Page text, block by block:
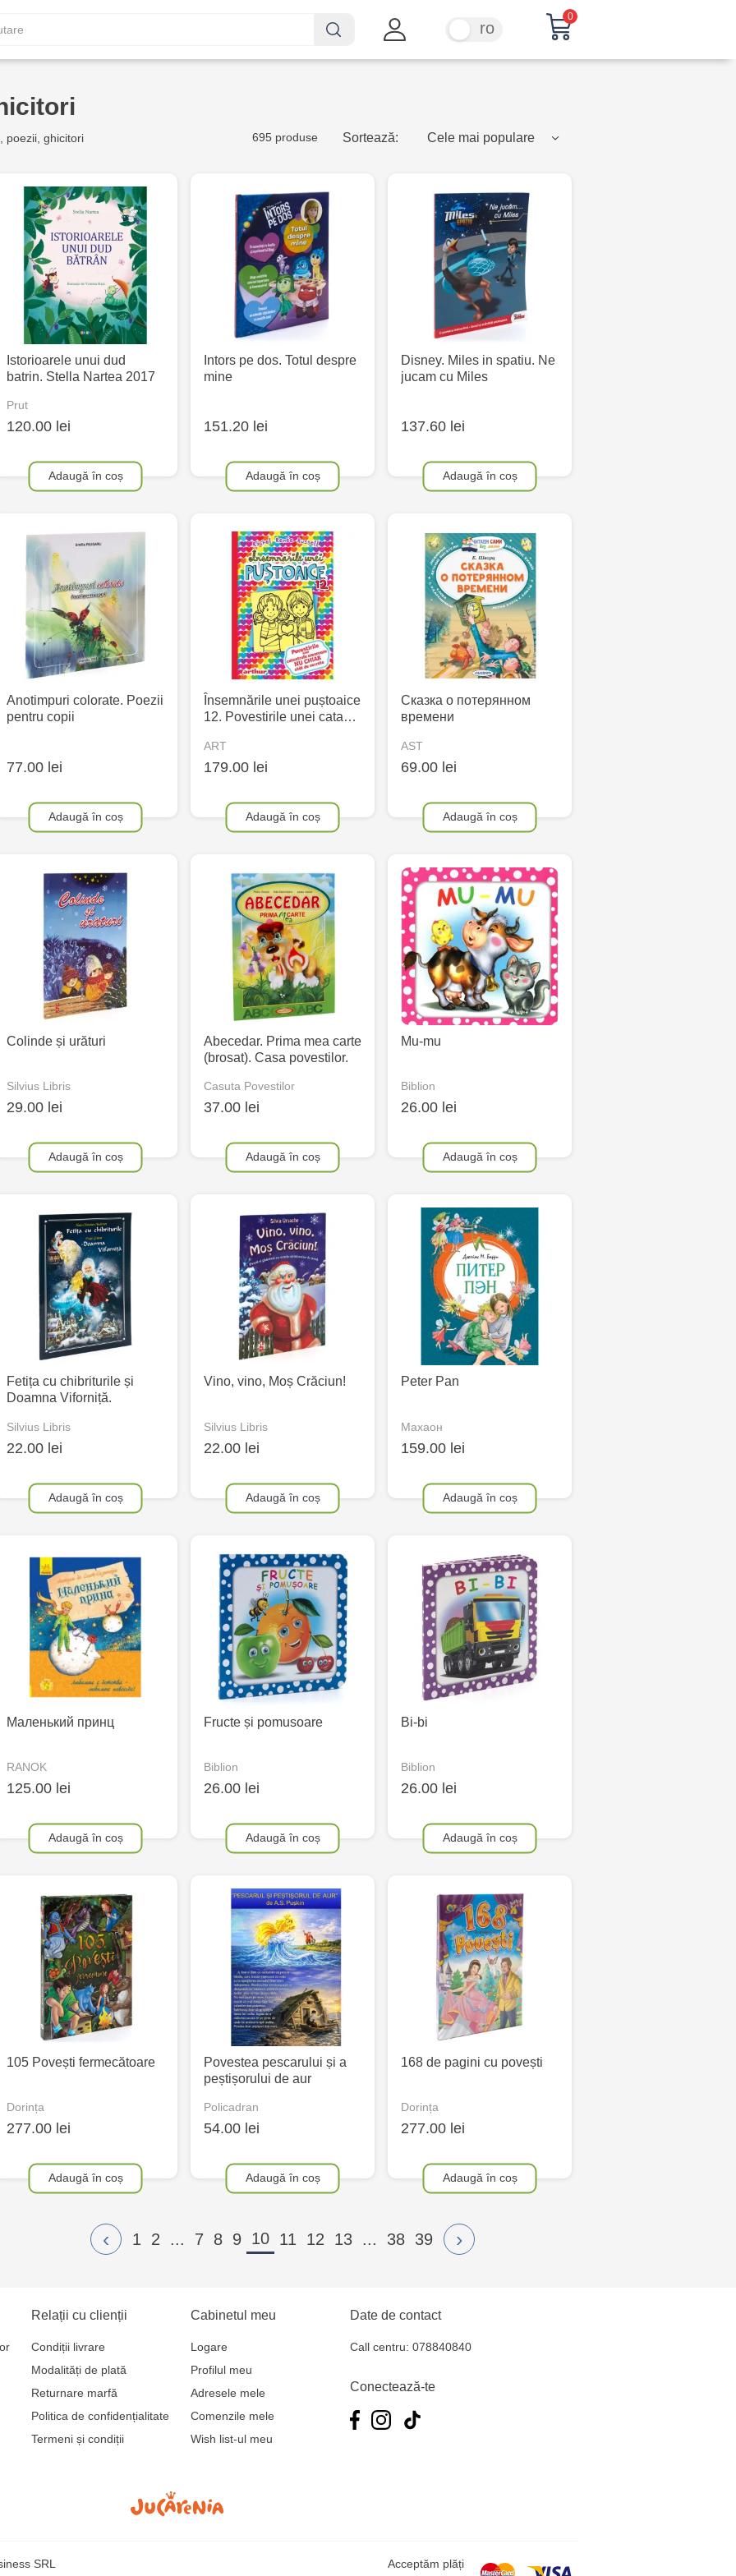
ro
0
poezii, ghicitori 695 produse Sortează: Cele mai populare
Istorioarele unui dud
batrin. Stella Nartea 2017
Prut
120.00 lei
Adaugă în coș
Intors pe dos. Totul despre
mine
151.20 lei
Adaugă în coș
Disney. Miles in spatiu. Ne
jucam cu Miles
137.60 lei
Adaugă în coș
Anotimpuri colorate. Poezii
pentru copii
77.00 lei
Adaugă în coș
Însemnările unei puștoaice
12. Povestirile unei cata…
ART
179.00 lei
Adaugă în coș
Сказка о потерянном
времени
AST
69.00 lei
Adaugă în coș
Colinde și urături
Silvius Libris
29.00 lei
Adaugă în coș
Abecedar. Prima mea carte
(brosat). Casa povestilor.
Casuta Povestilor
37.00 lei
Adaugă în coș
Mu-mu
Biblion
26.00 lei
Adaugă în coș
Fetița cu chibriturile și
Doamna Viforniță.
Silvius Libris
22.00 lei
Adaugă în coș
Vino, vino, Moș Crăciun!
Silvius Libris
22.00 lei
Adaugă în coș
Peter Pan
Махаон
159.00 lei
Adaugă în coș
Маленький принц
RANOK
125.00 lei
Adaugă în coș
Fructe și pomusoare
Biblion
26.00 lei
Adaugă în coș
Bi-bi
Biblion
26.00 lei
Adaugă în coș
105 Povești fermecătoare
Dorința
277.00 lei
Adaugă în coș
Povestea pescarului și a
peștișorului de aur
Policadran
54.00 lei
Adaugă în coș
168 de pagini cu povești
Dorința
277.00 lei
Adaugă în coș
‹ 1 2 ... 7 8 9 10 11 12 13 ... 38 39 ›
Relații cu clienții
Condiții livrare
Modalități de plată
Returnare marfă
Politica de confidențialitate
Termeni și condiții
Cabinetul meu
Logare
Profilul meu
Adresele mele
Comenzile mele
Wish list-ul meu
Date de contact
Call centru: 078840840
Conectează-te
SRL
Acceptăm plăți